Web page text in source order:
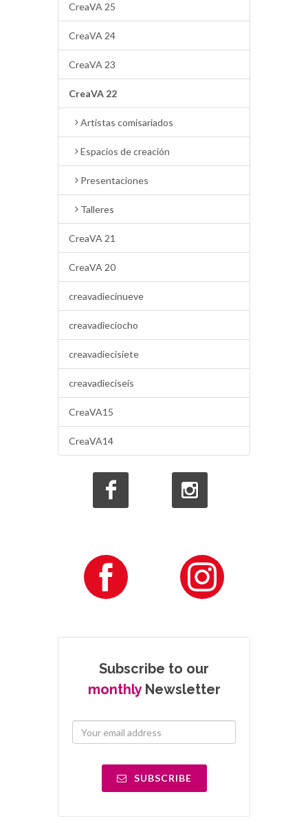
CreaVA 25
CreaVA 24
CreaVA 23
CreaVA 22
Artistas comisariados
Espacios de creación
Presentaciones
Talleres
CreaVA 21
CreaVA 20
creavadiecinueve
creavadieciocho
creavadiecisiete
creavadieciseis
CreaVA15
CreaVA14
Subscribe to our
monthlyNewsletter
SUBSCRIBE